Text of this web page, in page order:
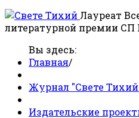
Лауреат
литературной премии СП
Вы здесь:
Главная/
Журнал "Свете
Издательские